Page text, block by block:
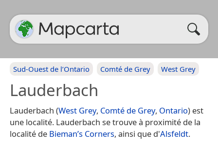
Sud-Ouest de l’Ontario Comté de Grey West Grey
Lauderbach
Lauderbach (West Grey, Comté de Grey, Ontario) est
une localité. Lauderbach se trouve à proximité de la
localité de Bieman’s Corners, ainsi que d'Alsfeldt.